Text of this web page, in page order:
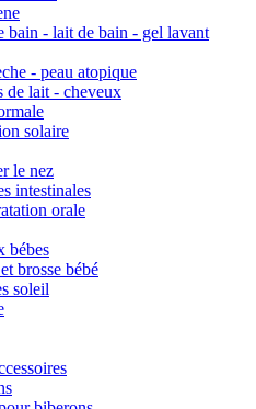
bain - lait de bain - gel lavant
- peau atopique
de lait - cheveux
solaire
le nez
intestinales
orale
bébes
brosse bébé
soleil